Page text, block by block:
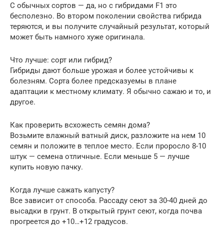
С обычных сортов — да, но с гибридами F1 это
бесполезно. Во втором поколении свойства гибрида
теряются, и вы получите случайный результат, который
может быть намного хуже оригинала.
Что лучше: сорт или гибрид?
Гибриды дают больше урожая и более устойчивы к
болезням. Сорта более предсказуемы в плане
адаптации к местному климату. Я обычно сажаю и то, и
другое.
Как проверить всхожесть семян дома?
Возьмите влажный ватный диск, разложите на нем 10
семян и положите в теплое место. Если проросло 8-10
штук — семена отличные. Если меньше 5 — лучше
купить новую пачку.
Когда лучше сажать капусту?
Все зависит от способа. Рассаду сеют за 30-40 дней до
высадки в грунт. В открытый грунт сеют, когда почва
прогреется до +10…+12 градусов.